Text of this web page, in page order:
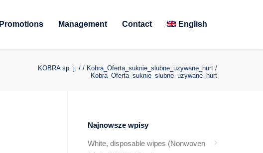
Promotions Management Contact English
KOBRA sp. j. / / Kobra_Oferta_suknie_slubne_uzywane_hurt /
Kobra_Oferta_suknie_slubne_uzywane_hurt
Najnowsze wpisy
White, disposable wipes (Nonwoven